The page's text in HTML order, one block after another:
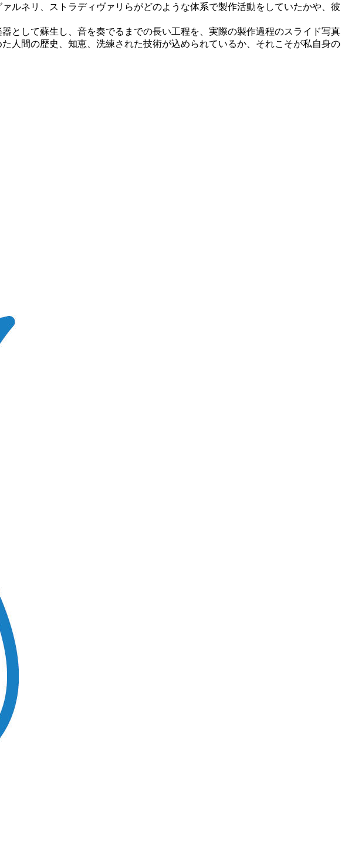
ネリ、ストラディヴァリらがどのような体系で製作活動をしていたかや、彼
として蘇生し、音を奏でるまでの長い工程を、実際の製作過程のスライド写真
人間の歴史、知恵、洗練された技術が込められているか、それこそが私自身の